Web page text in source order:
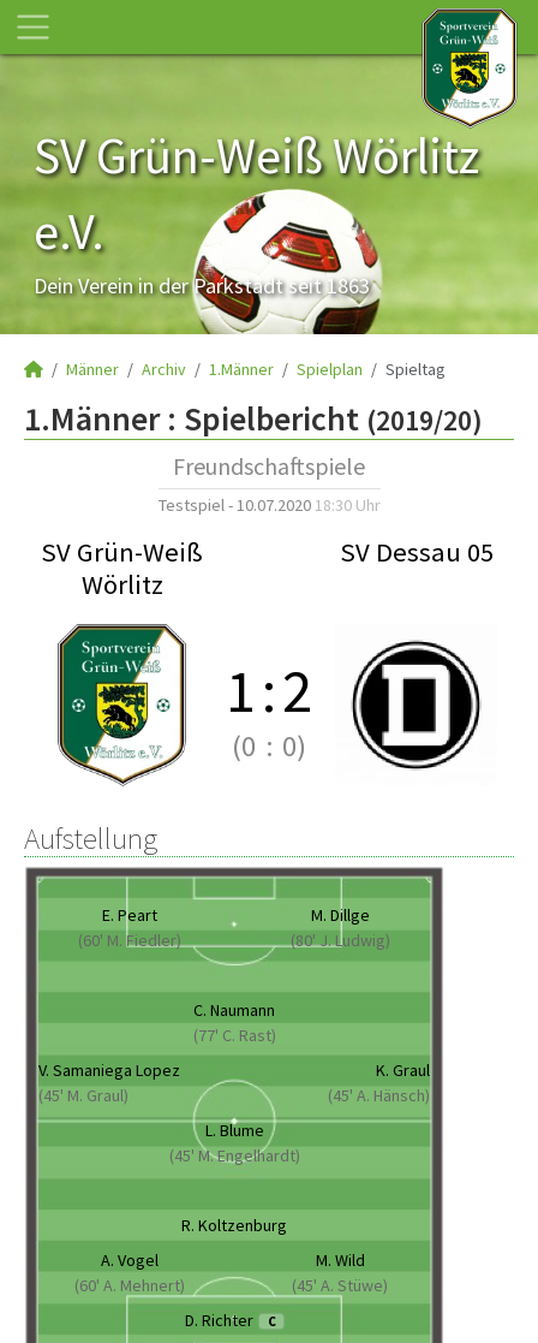
SV Grün-Weiß Wörlitz
e.V.
Dein Verein in der Parkstadt seit 1863
Männer Archiv 1.Männer Spielplan Spieltag
1.Männer : Spielbericht (2019/20)
Freundschaftspiele
Testspiel - 10.07.2020 18:30 Uhr
SV Grün-Weiß
Wörlitz
SV Dessau 05
1:2
(0 : 0)
Aufstellung
E. Peart
(60' M. Fiedler)
M. Dillge
(80' J. Ludwig)
C. Naumann
(77' C. Rast)
V. Samaniega Lopez
(45' M. Graul)
K. Graul
(45' A. Hänsch)
L. Blume
(45' M. Engelhardt)
R. Koltzenburg
A. Vogel
(60' A. Mehnert)
M. Wild
(45' A. Stüwe)
D. Richter
C